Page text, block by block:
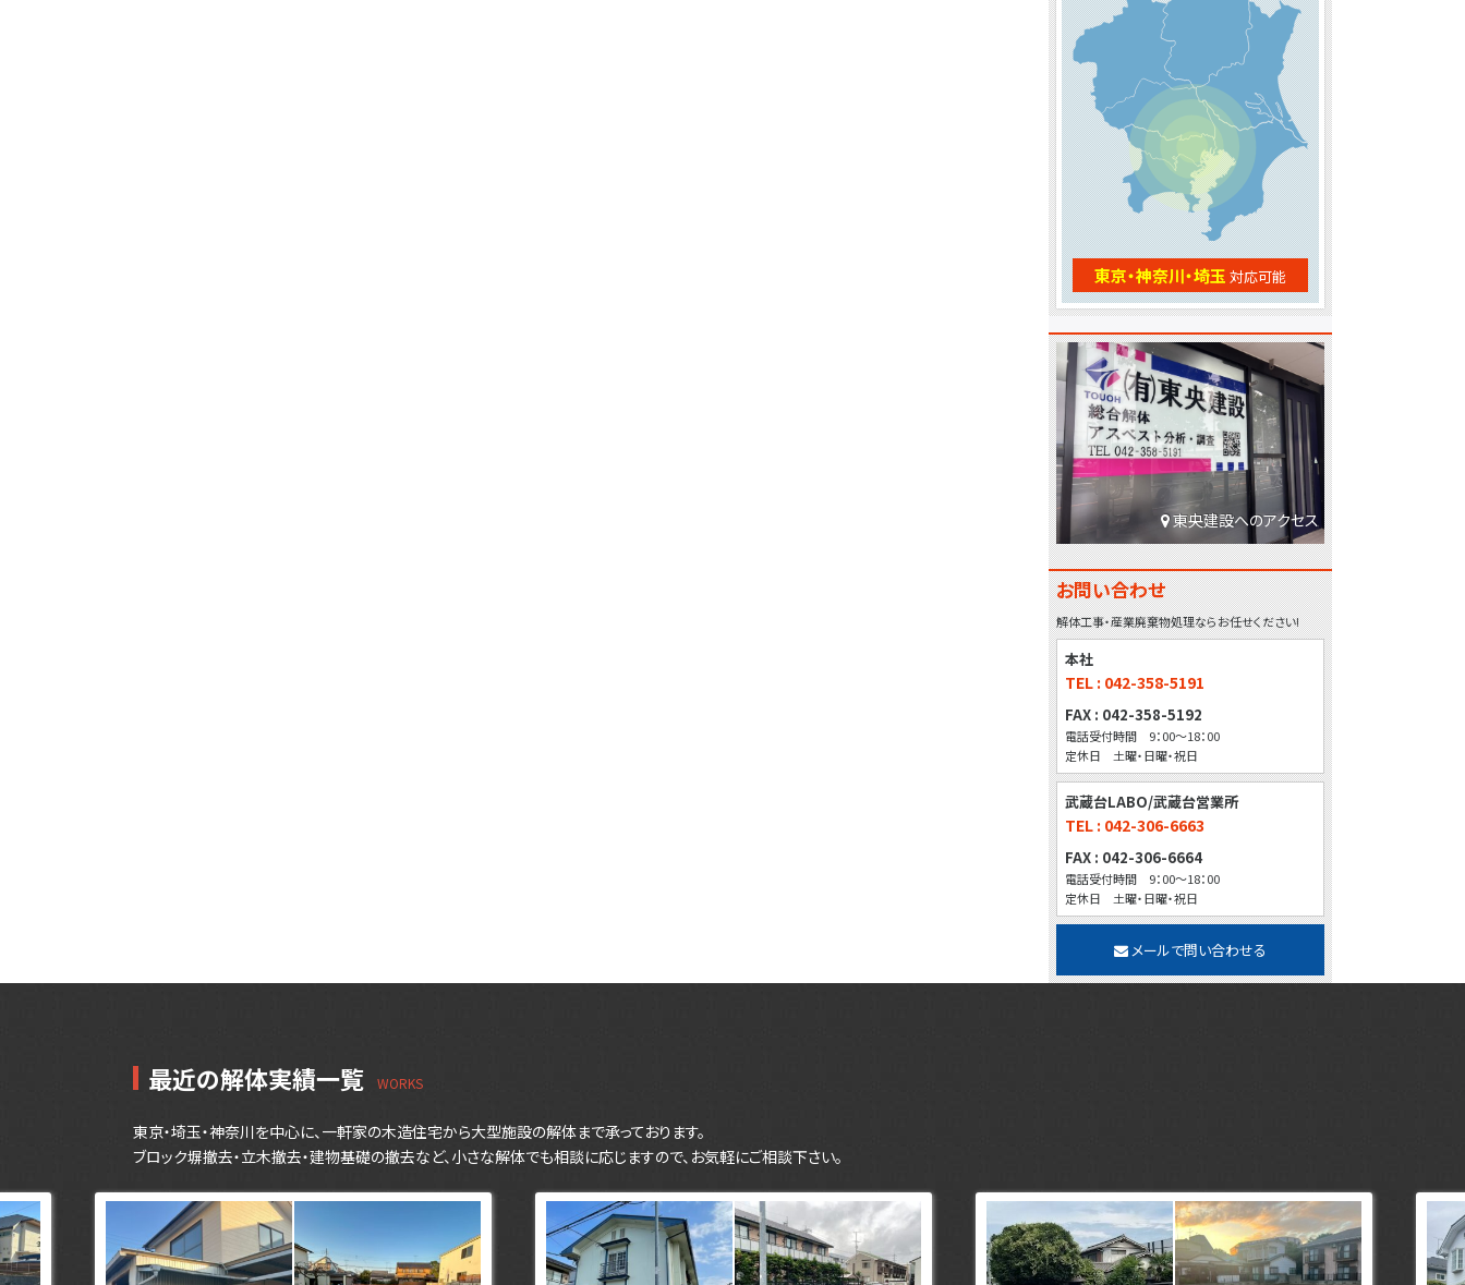
東京・神奈川・埼玉 対応可能
東央建設へのアクセス
お問い合わせ
解体工事・産業廃棄物処理ならお任せください!
本社
TEL : 042-358-5191
FAX : 042-358-5192
電話受付時間 9：00～18：00
定休日 土曜・日曜・祝日
武蔵台LABO/武蔵台営業所
TEL : 042-306-6663
FAX : 042-306-6664
電話受付時間 9：00～18：00
定休日 土曜・日曜・祝日
メールで問い合わせる
最近の解体実績一覧
東京・埼玉・神奈川を中心に、一軒家の木造住宅から大型施設の解体まで承っております。
ブロック塀撤去・立木撤去・建物基礎の撤去など、小さな解体でも相談に応じますので、お気軽にご相談下さい。